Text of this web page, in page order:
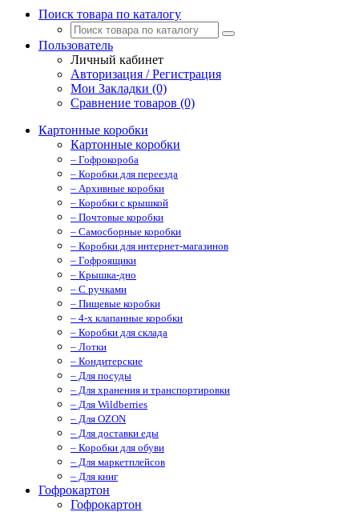
Поиск товара по каталогу
Пользователь
Личный кабинет
Авторизация / Регистрация
Мои Закладки (0)
Сравнение товаров (0)
Картонные коробки
Картонные коробки
– Гофрокороба
– Коробки для переезда
– Архивные коробки
– Коробки с крышкой
– Почтовые коробки
– Самосборные коробки
– Коробки для интернет-магазинов
– Гофроящики
– Крышка-дно
– С ручками
– Пищевые коробки
– 4-х клапанные коробки
– Коробки для склада
– Лотки
– Кондитерские
– Для посуды
– Для хранения и транспортировки
– Для Wildberries
– Для OZON
– Для доставки еды
– Коробки для обуви
– Для маркетплейсов
– Для книг
Гофрокартон
Гофрокартон